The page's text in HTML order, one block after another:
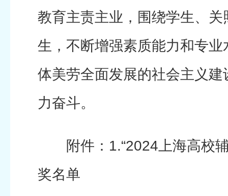
教育主责主业，围绕学生、关
生，不断增强素质能力和专
体美劳全面发展的社会主义
力奋斗。
附件：1.“2024上海高校辅
奖名单